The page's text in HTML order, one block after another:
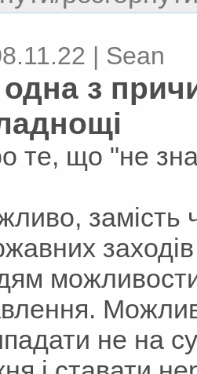
| Sean
з
те, що "не
замість
не на